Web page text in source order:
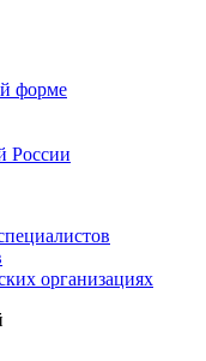
форме
России
организациях